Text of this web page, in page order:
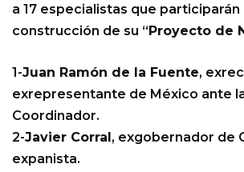
a 17 especialistas que participarán
construcción de su “Proyecto de
1-Juan Ramón de la Fuente,
exrepresentante de México ante
Coordinador.
2-Javier Corral, exgobernador de
expanista.